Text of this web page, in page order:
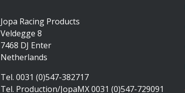
Jopa Racing Products
Veldegge 8
7468 DJ Enter
Netherlands
Tel. 0031 (0)547-382717
Tel. Production/JopaMX 0031 (0)547-729091